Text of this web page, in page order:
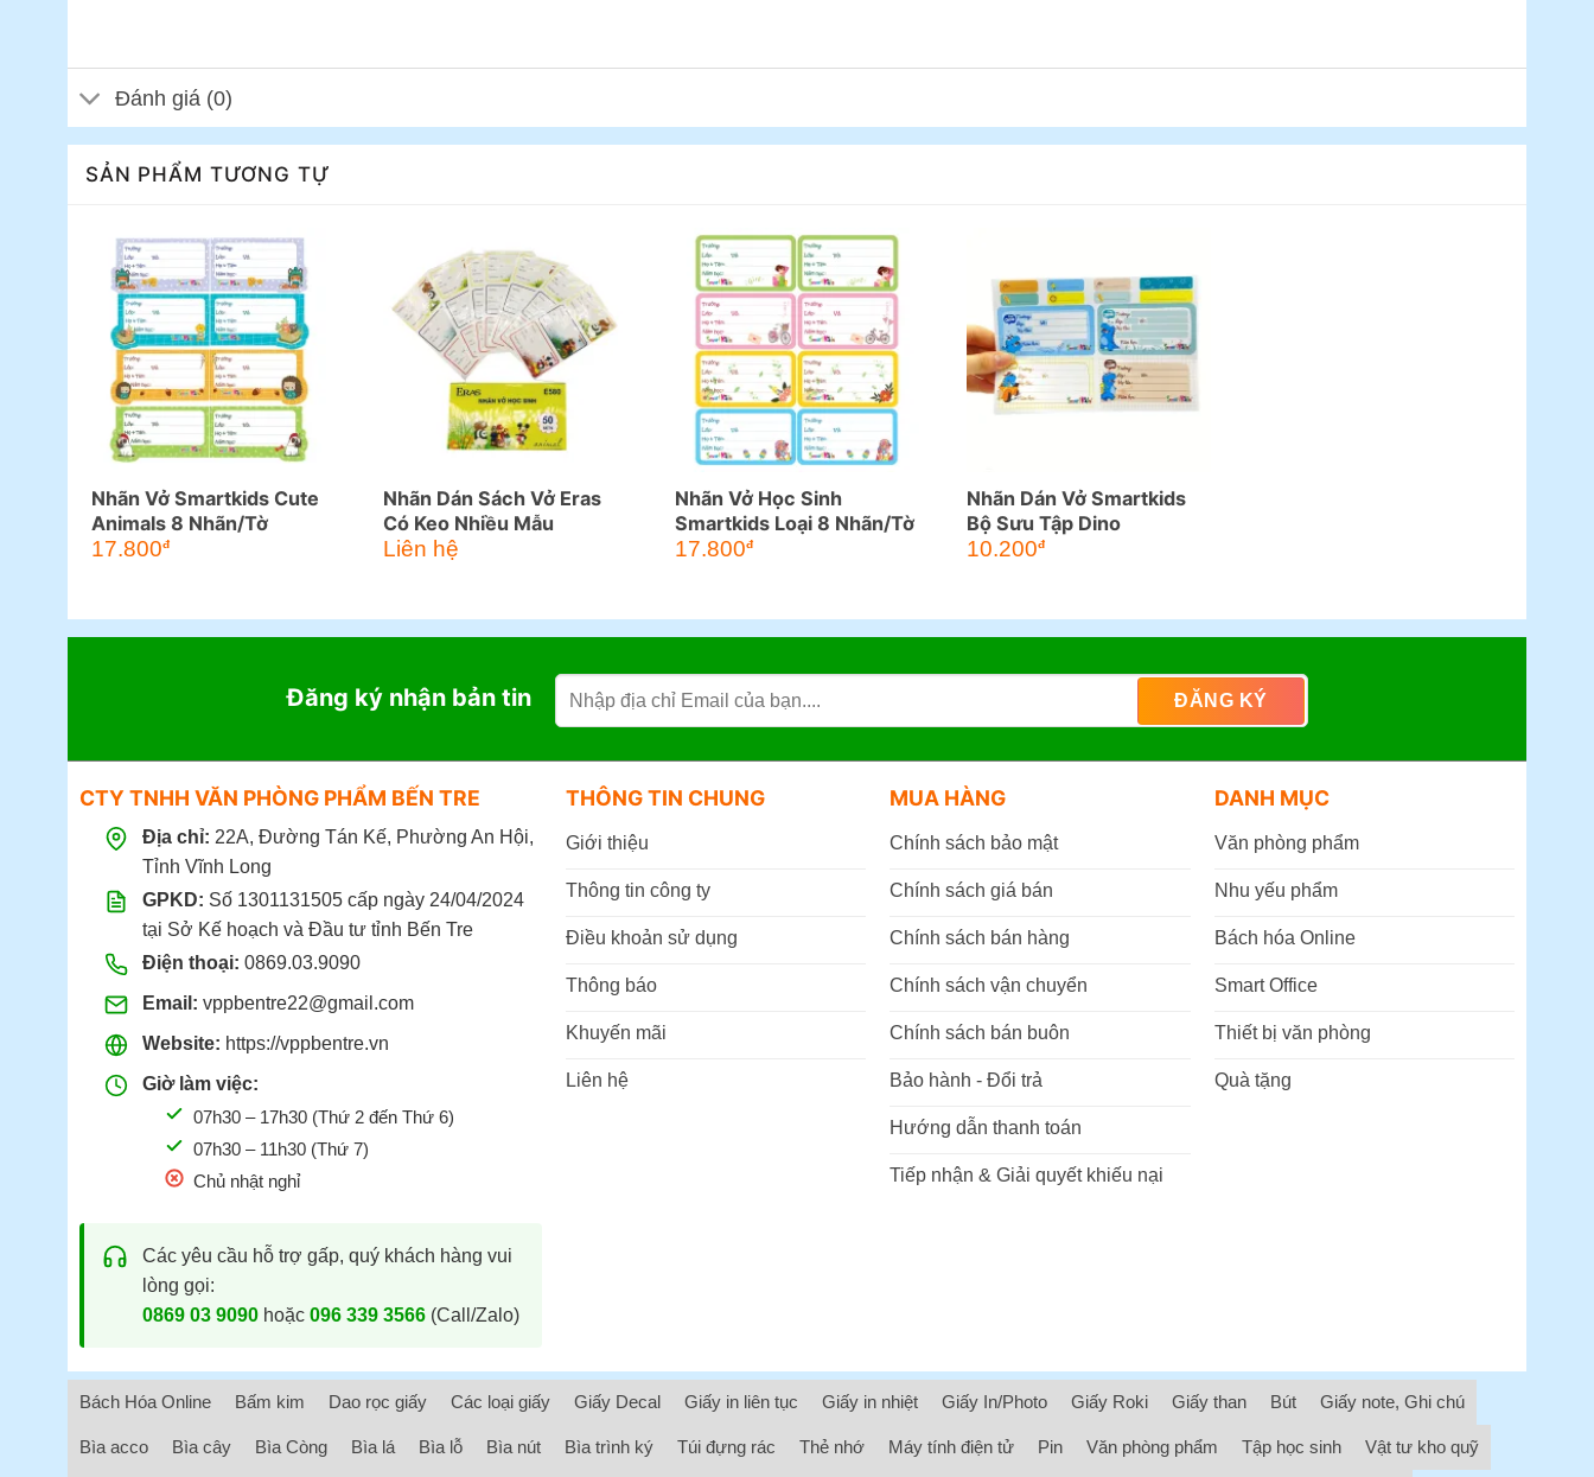
Đánh giá (0)
SẢN PHẨM TƯƠNG TỰ
Nhãn Vở Smartkids Cute
Animals 8 Nhãn/Tờ
17.800đ
Nhãn Dán Sách Vở Eras
Có Keo Nhiều Mẫu
Liên hệ
Nhãn Vở Học Sinh
Smartkids Loại 8 Nhãn/Tờ
17.800đ
Nhãn Dán Vở Smartkids
Bộ Sưu Tập Dino
10.200đ
Đăng ký nhận bản tin
CTY TNHH VĂN PHÒNG PHẨM BẾN TRE
Địa chỉ: 22A, Đường Tán Kế, Phường An Hội,
Tỉnh Vĩnh Long
GPKD: Số 1301131505 cấp ngày 24/04/2024
tại Sở Kế hoạch và Đầu tư tỉnh Bến Tre
Điện thoại: 0869.03.9090
Email: vppbentre22@gmail.com
Website: https://vppbentre.vn
Giờ làm việc:
07h30 – 17h30 (Thứ 2 đến Thứ 6)
07h30 – 11h30 (Thứ 7)
Chủ nhật nghỉ
Các yêu cầu hỗ trợ gấp, quý khách hàng vui
lòng gọi:
0869 03 9090hoặc 096 339 3566(Call/Zalo)
THÔNG TIN CHUNG
Giới thiệu
Thông tin công ty
Điều khoản sử dụng
Thông báo
Khuyến mãi
Liên hệ
MUA HÀNG
Chính sách bảo mật
Chính sách giá bán
Chính sách bán hàng
Chính sách vận chuyển
Chính sách bán buôn
Bảo hành - Đổi trả
Hướng dẫn thanh toán
Tiếp nhận & Giải quyết khiếu nại
DANH MỤC
Văn phòng phẩm
Nhu yếu phẩm
Bách hóa Online
Smart Office
Thiết bị văn phòng
Quà tặng
Bách Hóa Online Bấm kim Dao rọc giấy Các loại giấy Giấy Decal Giấy in liên tục Giấy in nhiệt Giấy In/Photo Giấy Roki Giấy than Bút Giấy note, Ghi chú
Bìa acco Bìa cây Bìa Còng Bìa lá Bìa lỗ Bìa nút Bìa trình ký Túi đựng rác Thẻ nhớ Máy tính điện tử Pin Văn phòng phẩm Tập học sinh Vật tư kho quỹ